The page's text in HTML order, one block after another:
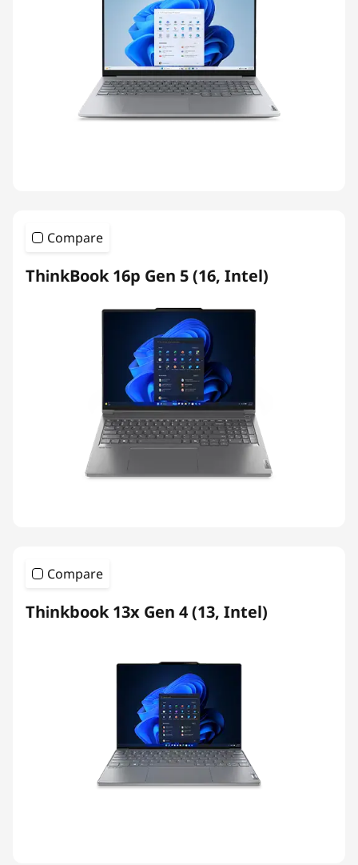
Compare
ThinkBook 16p Gen 5 (16, Intel)
Compare
Thinkbook 13x Gen 4 (13, Intel)